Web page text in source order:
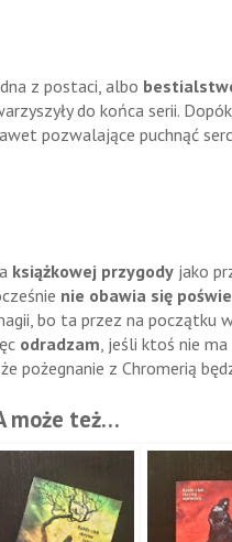
z postaci, albo
do końca serii.
pozwalające puchnąć
książkowej przygody jako
nie obawia się
bo ta przez na początku
odradzam, jeśli ktoś nie
pożegnanie z Chromerią
może też…